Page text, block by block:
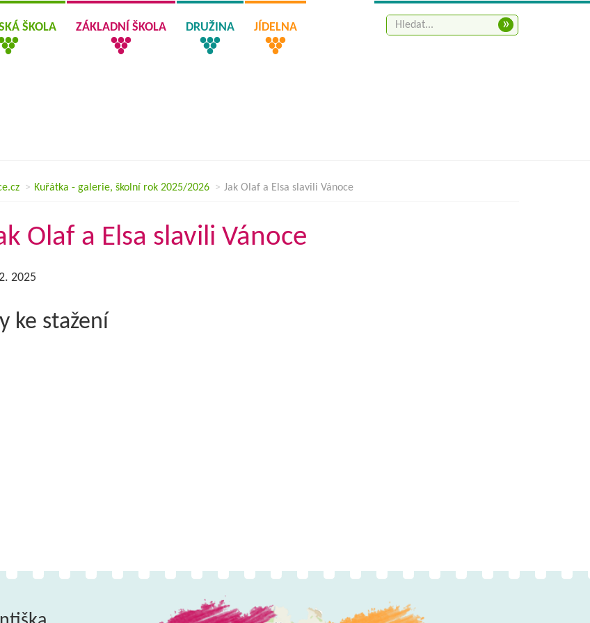
ŠKOLA ZÁKLADNÍ ŠKOLA DRUŽINA JÍDELNA »
Kuřátka - galerie, školní rok 2025/2026 Jak Olaf a Elsa slavili Vánoce
Olaf a Elsa slavili Vánoce
2025
ke stažení